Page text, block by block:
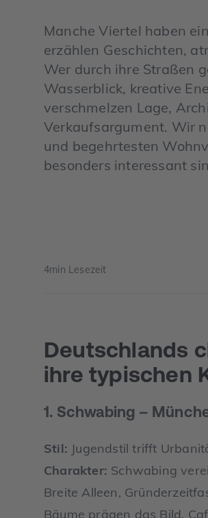
Manche Viertel haben
erzählen Geschichten,
Wer durch ihre Straßen
Wasserblick, kreative
verschmelzen Lage,
Verkaufsargument. Wir
und begehrtesten
besonders interessant
4min Lesezeit
Deutschlands
ihre typischen
1. Schwabing –
Stil: Jugendstil trifft
Charakter: Schwabing
Breite Alleen,
Bäume prägen das Bild.